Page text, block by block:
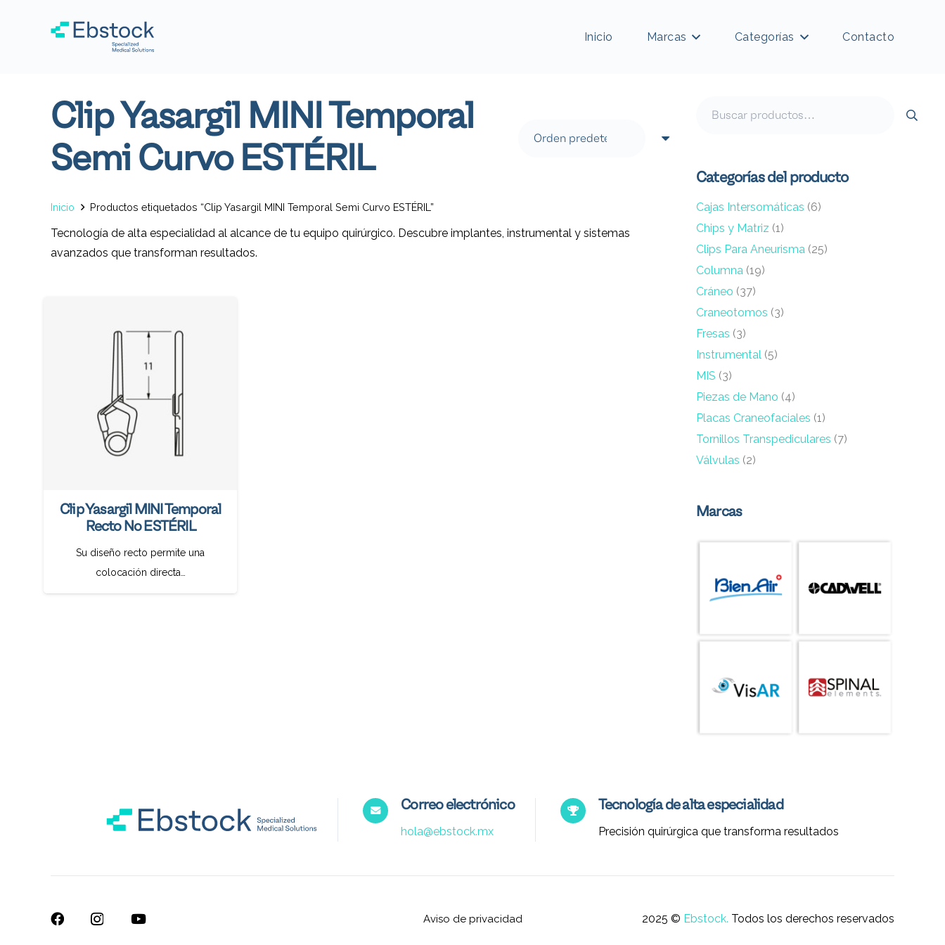
Inicio Marcas Categorías Contacto
Clip Yasargil MINI Temporal
Semi Curvo ESTÉRIL
Inicio Productos etiquetados “Clip Yasargil MINI Temporal Semi Curvo ESTÉRIL”
Tecnología de alta especialidad al alcance de tu equipo quirúrgico. Descubre implantes, instrumental y sistemas
avanzados que transforman resultados.
Clip Yasargil MINI Temporal
Recto No ESTÉRIL
Su diseño recto permite una
colocación directa…
Categorías del producto
Cajas Intersomáticas (6)
Chips y Matriz (1)
Clips Para Aneurisma (25)
Columna (19)
Cráneo (37)
Craneotomos (3)
Fresas (3)
Instrumental (5)
MIS (3)
Piezas de Mano (4)
Placas Craneofaciales (1)
Tornillos Transpediculares (7)
Válvulas (2)
Marcas
Correo electrónico
hola@ebstock.mx
Tecnología de alta especialidad
Precisión quirúrgica que transforma resultados
Aviso de privacidad 2025 © Ebstock. Todos los derechos reservados